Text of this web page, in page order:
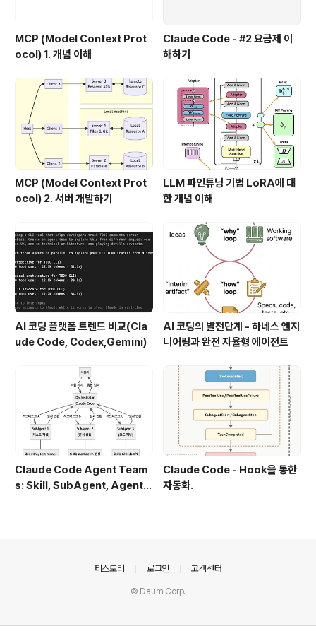
MCP (Model Context Prot
ocol) 1. 개념 이해
Claude Code - #2 요금제 이
해하기
MCP (Model Context Prot
ocol) 2. 서버 개발하기
LLM 파인튜닝 기법 LoRA에 대
한 개념 이해
AI 코딩 플랫폼 트렌드 비교(Cla
ude Code, Codex,Gemini)
AI 코딩의 발전단계 - 하네스 엔지
니어링과 완전 자율형 에이전트
Claude Code Agent Team
s: Skill, SubAgent, Agent T
Claude Code - Hook을 통한
자동화.
티스토리 로그인 고객센터
© Daum Corp.